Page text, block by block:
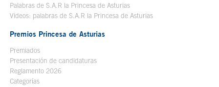
Palabras de S.A.R la Princesa de Asturias
Videos: palabras de S.A.R la Princesa de Asturias
Premios Princesa de Asturias
Premiados
Presentación de candidaturas
Reglamento 2026
Categorías